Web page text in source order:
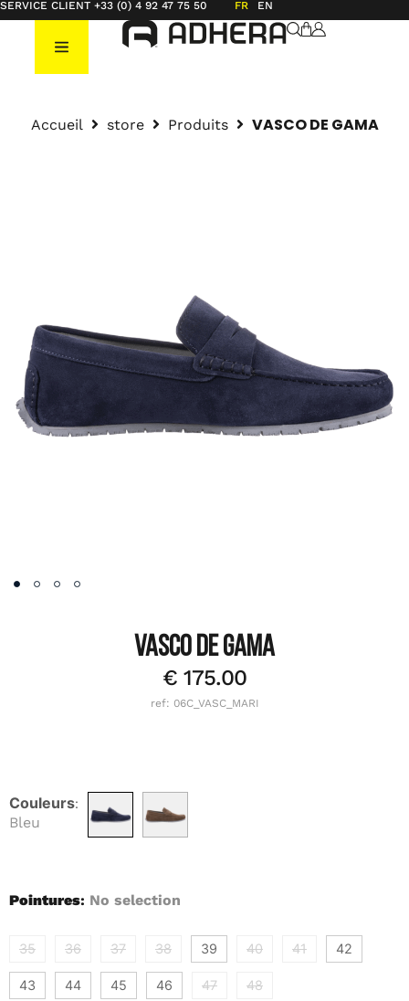
SERVICE CLIENT +33 (0) 4 92 47 75 50 FR EN
Accueil store Produits VASCO DE GAMA
VASCO DE GAMA
€ 175.00
ref: 06C_VASC_MARI
Couleurs:
Bleu
Pointures: No selection
35 36 37 38 39 40 41 42
43 44 45 46 47 48